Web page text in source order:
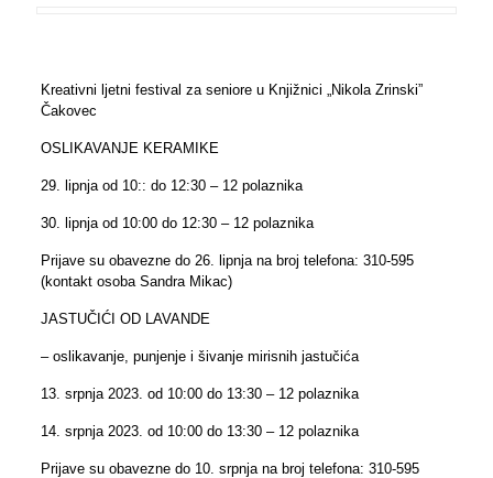
Kreativni ljetni festival za seniore u Knjižnici „Nikola Zrinski”
Čakovec
OSLIKAVANJE KERAMIKE
29. lipnja od 10:: do 12:30 – 12 polaznika
30. lipnja od 10:00 do 12:30 – 12 polaznika
Prijave su obavezne do 26. lipnja na broj telefona: 310-595
(kontakt osoba Sandra Mikac)
JASTUČIĆI OD LAVANDE
– oslikavanje, punjenje i šivanje mirisnih jastučića
13. srpnja 2023. od 10:00 do 13:30 – 12 polaznika
14. srpnja 2023. od 10:00 do 13:30 – 12 polaznika
Prijave su obavezne do 10. srpnja na broj telefona: 310-595